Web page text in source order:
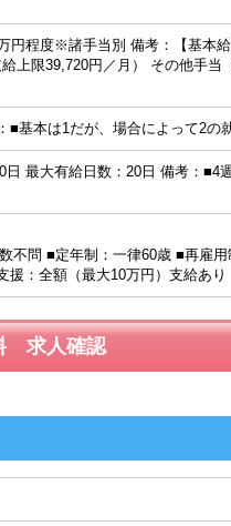
程度※諸手当別 備考：【基本給
限39,720円／月） その他手当
■基本は1だが、場合によって2の
最大有給日数：20日 備考：■4
不問 ■定年制：一律60歳 ■再雇
：全額（最大10万円）支給あり
求人確認